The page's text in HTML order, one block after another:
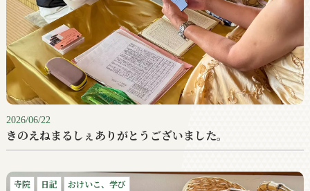
2026/06/22
きのえねまるしぇありがとうございました。
寺院 日記 おけいこ、学び